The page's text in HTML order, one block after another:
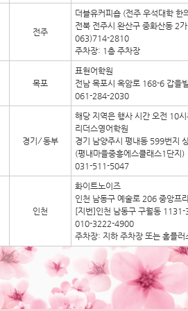
전주
더블유커피숍 (전주 우석대학 한
전북 전주시 완산구 중화산동 2
063)714-2810
주차장: 1층 주차장
목포
표현어학원
전남 목포시 옥암로 168-6 갑을
061-284-2030
경기 ⁄ 동부
해당 지역은 행사 시간 오전 10
리더스영어학원
경기 남양주시 평내동 599번지
(평내마을중흥에스클래스1단지)
031-511-5047
인천
화이트노이즈
인천 남동구 예술로 206 중앙프
[지번]인천 남동구 구월동 1131-
010-3222-4900
주차장: 지하 주차장 또는 홈플러